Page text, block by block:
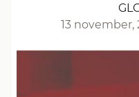
13 november,